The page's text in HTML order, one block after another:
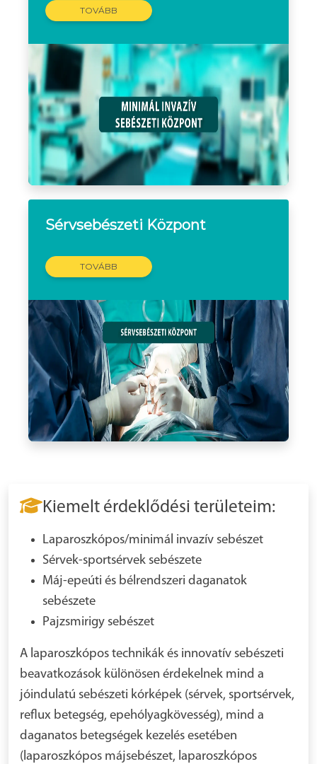
TOVÁBB
Sérvsebészeti Központ
TOVÁBB
Kiemelt érdeklődési területeim:
Laparoszkópos/minimál invazív sebészet
Sérvek-sportsérvek sebészete
Máj-epeúti és bélrendszeri daganatok
sebészete
Pajzsmirigy sebészet
A laparoszkópos technikák és innovatív sebészeti
beavatkozások különösen érdekelnek mind a
jóindulatú sebészeti kórképek (sérvek, sportsérvek,
reflux betegség, epehólyagkövesség), mind a
daganatos betegségek kezelés esetében
(laparoszkópos májsebészet, laparoszkópos